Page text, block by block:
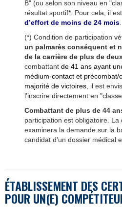
B" (ou selon son niveau en
résultat sportif*. Pour cela, il
d’effort de moins de 24 mois
(*) Condition de participation
un palmarès conséquent et
de la carrière de plus de
combattant de 41 ans ayant
médium-contact et
majorité de victoires , il est
l'inscrire directement en
Combattant de plus de 44
participation est obligatoire.
examinera la demande sur la
candidat d'un dossier médical
ÉTABLISSEMENT DES
POUR UN(E)